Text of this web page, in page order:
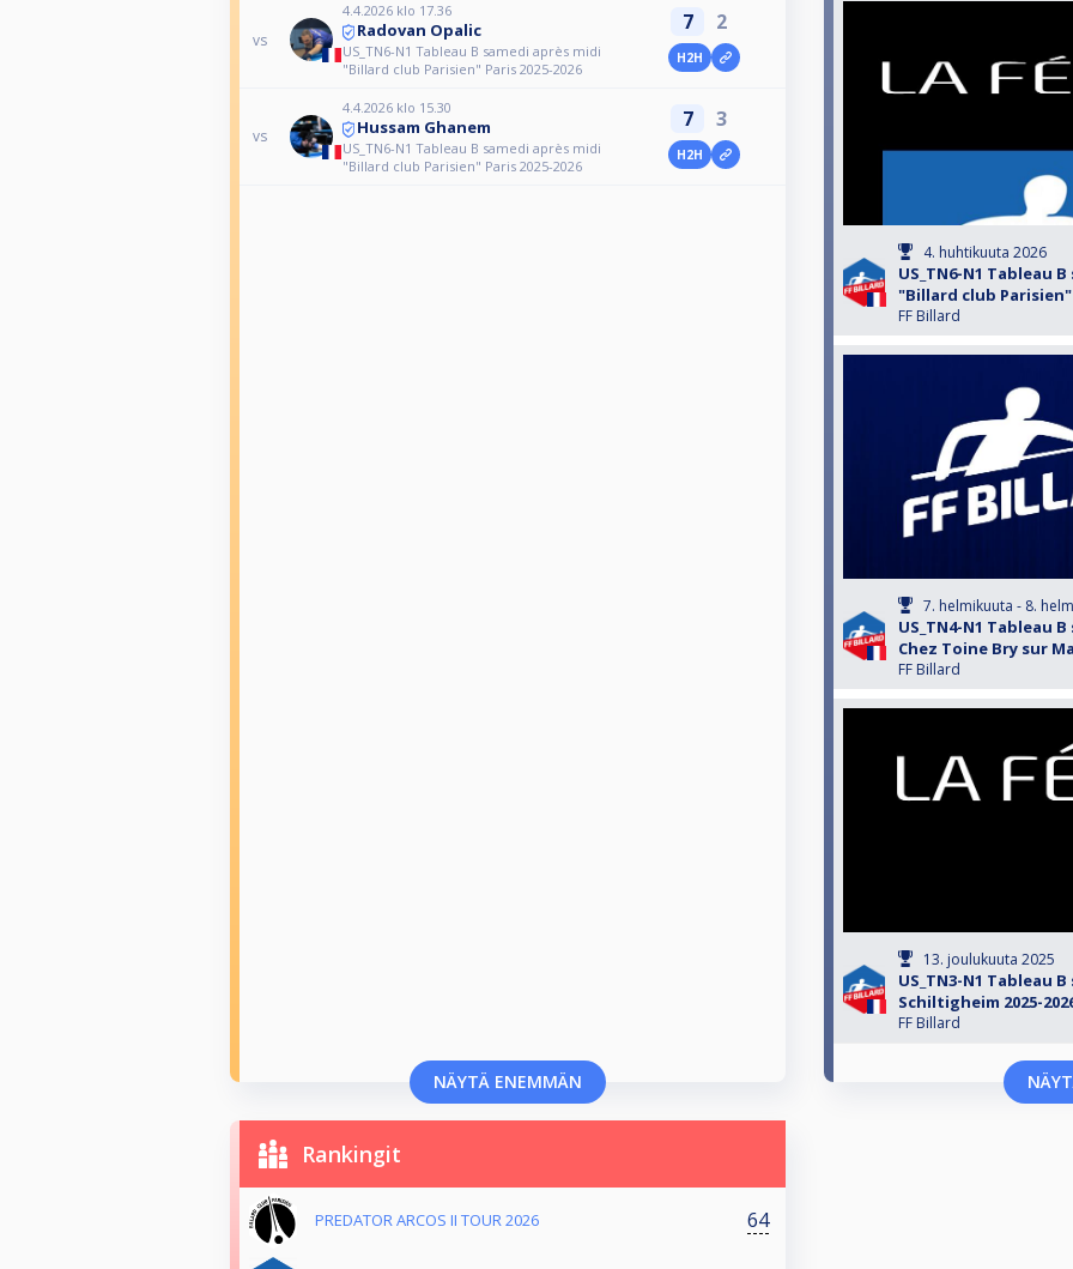
vs
4.4.2026 klo 17.36
Radovan Opalic
US_TN6-N1 Tableau B samedi après midi
"Billard club Parisien" Paris 2025-2026
7 2
H2H
vs
4.4.2026 klo 15.30
Hussam Ghanem
US_TN6-N1 Tableau B samedi après midi
"Billard club Parisien" Paris 2025-2026
7 3
H2H
NÄYTÄ ENEMMÄN
4. huhtikuuta 2026
US_TN6-N1 Tableau
"Billard club Parisien"
FF Billard
7. helmikuuta - 8.
US_TN4-N1 Tableau
Chez Toine Bry sur
FF Billard
13. joulukuuta 2025
US_TN3-N1 Tableau
Schiltigheim 2025-
FF Billard
Rankingit
PREDATOR ARCOS II TOUR 2026 64